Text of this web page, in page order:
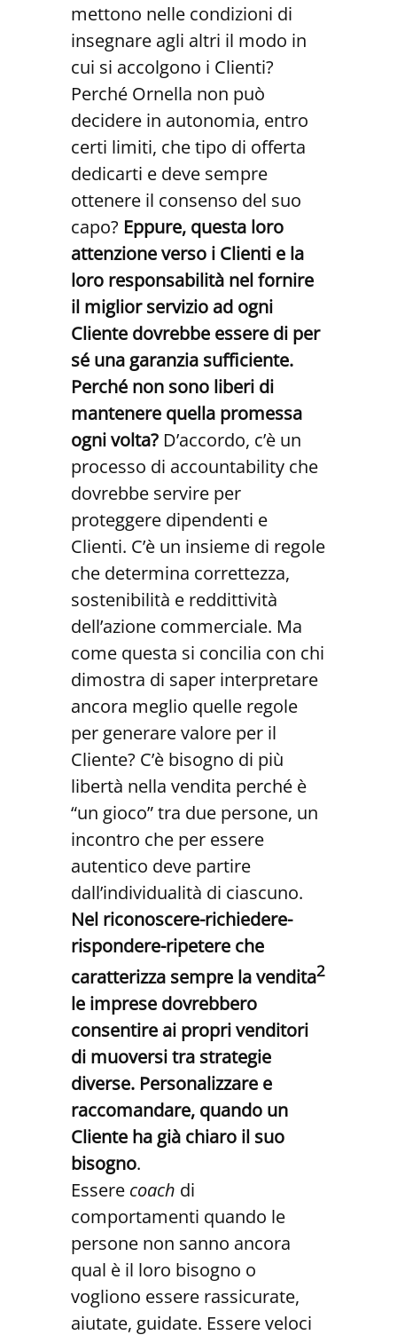
mettono nelle condizioni di
insegnare agli altri il modo in
cui si accolgono i Clienti?
Perché Ornella non può
decidere in autonomia, entro
certi limiti, che tipo di offerta
dedicarti e deve sempre
ottenere il consenso del suo
capo? Eppure, questa loro
attenzione verso i Clienti e la
loro responsabilità nel fornire
il miglior servizio ad ogni
Cliente dovrebbe essere di per
sé una garanzia sufficiente.
Perché non sono liberi di
mantenere quella promessa
ogni volta? D’accordo, c’è un
processo di accountability che
dovrebbe servire per
proteggere dipendenti e
Clienti. C’è un insieme di regole
che determina correttezza,
sostenibilità e reddittività
dell’azione commerciale. Ma
come questa si concilia con chi
dimostra di saper interpretare
ancora meglio quelle regole
per generare valore per il
Cliente? C’è bisogno di più
libertà nella vendita perché è
“un gioco” tra due persone, un
incontro che per essere
autentico deve partire
dall’individualità di ciascuno.
Nel riconoscere-richiedere-
rispondere-ripetere che
caratterizza sempre la vendita2
le imprese dovrebbero
consentire ai propri venditori
di muoversi tra strategie
diverse. Personalizzare e
raccomandare, quando un
Cliente ha già chiaro il suo
bisogno.
Essere coach di
comportamenti quando le
persone non sanno ancora
qual è il loro bisogno o
vogliono essere rassicurate,
aiutate, guidate. Essere veloci